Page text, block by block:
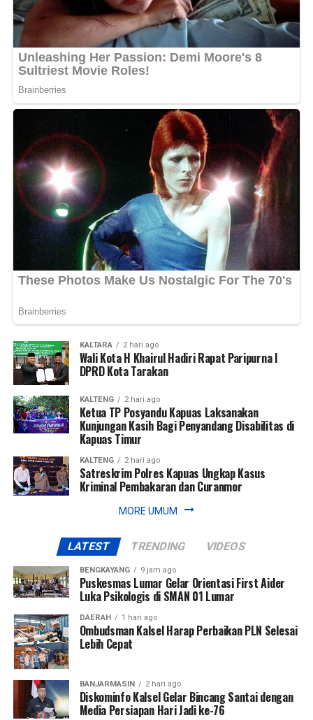
Maka itu mengatasi persoalan tersebut DPMD
mengembangkan inovasi PROAKTIF atau Profil
Desa/Kelurahan yang Akurat Aktual Terintegrasi dan
Partisipatif dengan melibatkan pemerintah desa kelurahan
kecamatan hingga DPMD dalam proses pemutakhiran dan
validasi data.
“Kami ingin seluruh data desa
dan kelurahan dapat diinput secara akurat sehingga mampu
menggambarkan kondisi riil sebagai dasar penilaian
perkembangan desa,” ujarnya. (Ujg/SB)
Views: 29
Bagikan ke
WhatsApp Facebook
Messenger
KALTARA 2 hari ago
Wali Kota H Khairul Hadiri Rapat Paripurna I
DPRD Kota Tarakan
KALTENG 2 hari ago
Ketua TP Posyandu Kapuas Laksanakan
Kunjungan Kasih Bagi Penyandang Disabilitas di
Kapuas Timur
KALTENG 2 hari ago
Satreskrim Polres Kapuas Ungkap Kasus
Kriminal Pembakaran dan Curanmor
MORE UMUM
LATEST TRENDING VIDEOS
BENGKAYANG 9 jam ago
Puskesmas Lumar Gelar Orientasi First Aider
Luka Psikologis di SMAN 01 Lumar
DAERAH 1 hari ago
Ombudsman Kalsel Harap Perbaikan PLN Selesai
Lebih Cepat
BANJARMASIN 2 hari ago
Diskominfo Kalsel Gelar Bincang Santai dengan
Media Persiapan Hari Jadi ke-76